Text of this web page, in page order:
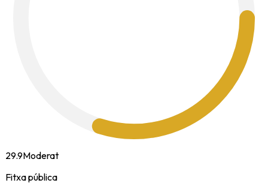
29.9Moderat
Fitxa pública